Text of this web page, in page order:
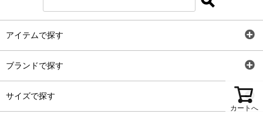
カートへ
アイテムで探す
ブランドで探す
サイズで探す